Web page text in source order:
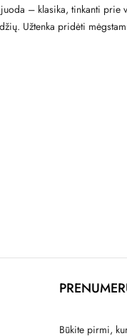
– klasika, tinkanti
Užtenka pridėti
Būkite pirmi,